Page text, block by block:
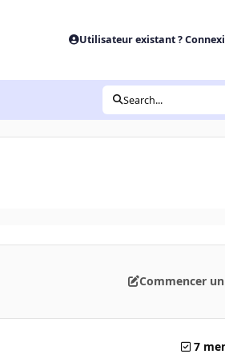
Utilisateur existant ?
Search...
Commencer
7